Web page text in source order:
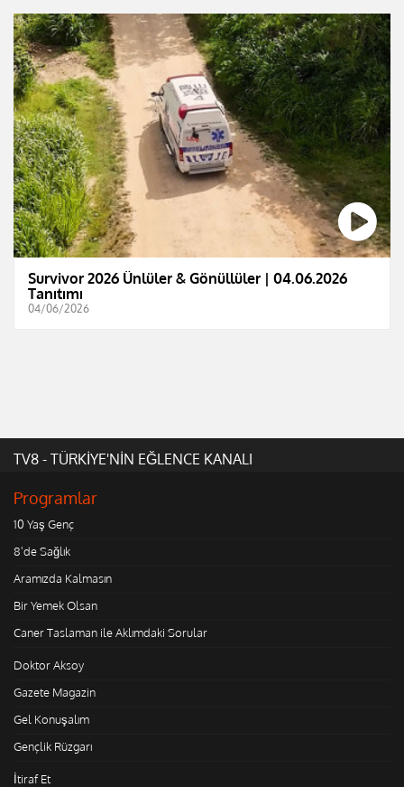
Survivor 2026 Ünlüler & Gönüllüler | 04.06.2026
Tanıtımı
04/06/2026
TV8 - TÜRKİYE'NİN EĞLENCE KANALI
Programlar
10 Yaş Genç
8'de Sağlık
Aramızda Kalmasın
Bir Yemek Olsan
Caner Taslaman ile Aklımdaki Sorular
Doktor Aksoy
Gazete Magazin
Gel Konuşalım
Gençlik Rüzgarı
İtiraf Et